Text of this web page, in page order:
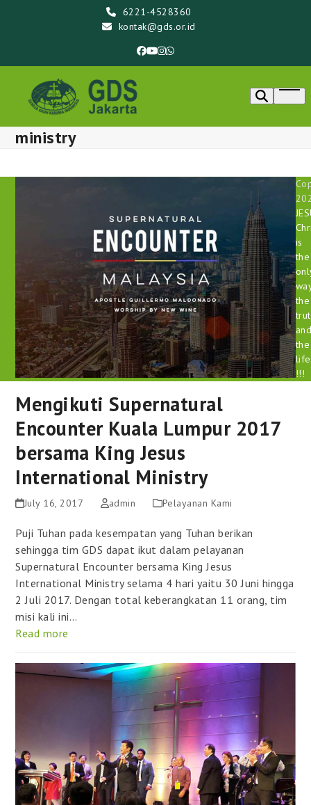
6221-4528360
kontak@gds.or.id
Facebook
YouTube
Instagram
Whatsapp
ministry
Mengikuti Supernatural
Encounter Kuala Lumpur 2017
bersama King Jesus
International Ministry
July 16, 2017 admin Pelayanan Kami
Puji Tuhan pada kesempatan yang Tuhan berikan
sehingga tim GDS dapat ikut dalam pelayanan
Supernatural Encounter bersama King Jesus
International Ministry selama 4 hari yaitu 30 Juni hingga
2 Juli 2017. Dengan total keberangkatan 11 orang, tim
misi kali ini…
Read more
is
the
the
the
life
!!!